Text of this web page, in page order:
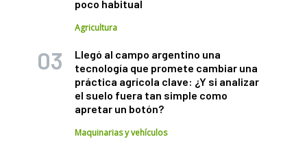
poco habitual
Agricultura
Llegó al campo argentino una
tecnología que promete cambiar una
práctica agrícola clave: ¿Y si analizar
el suelo fuera tan simple como
apretar un botón?
Maquinarias y vehículos